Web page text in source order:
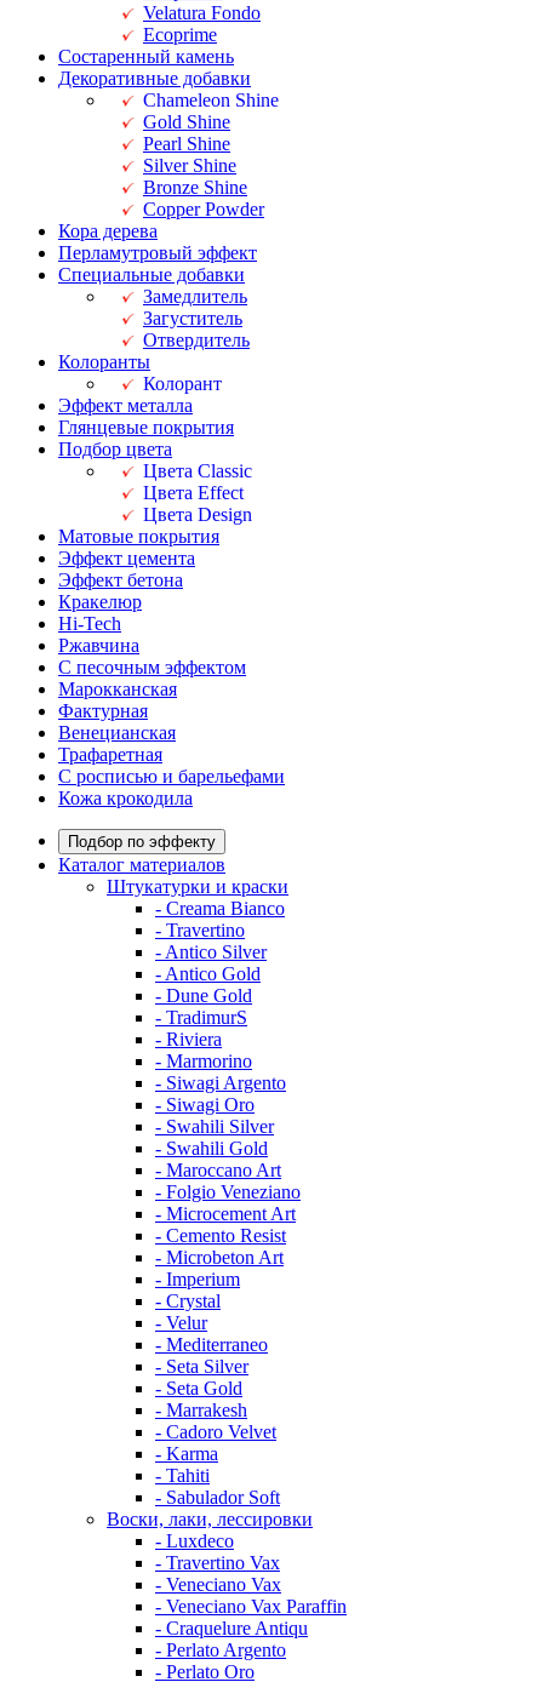
Velatura Fondo
Ecoprime
Состаренный камень
Декоративные добавки
Chameleon Shine
Gold Shine
Pearl Shine
Silver Shine
Bronze Shine
Copper Powder
Кора дерева
Перламутровый эффект
Специальные добавки
Замедлитель
Загуститель
Отвердитель
Колоранты
Колорант
Эффект металла
Глянцевые покрытия
Подбор цвета
Цвета Classic
Цвета Effect
Цвета Design
Матовые покрытия
Эффект цемента
Эффект бетона
Кракелюр
Hi-Tech
Ржавчина
С песочным эффектом
Марокканская
Фактурная
Венецианская
Трафаретная
С росписью и барельефами
Кожа крокодила
Подбор по эффекту
Каталог материалов
Штукатурки и краски
- Creama Bianco
- Travertino
- Antico Silver
- Antico Gold
- Dune Gold
- TradimurS
- Riviera
- Marmorino
- Siwagi Argento
- Siwagi Oro
- Swahili Silver
- Swahili Gold
- Maroccano Art
- Folgio Veneziano
- Microcement Art
- Cemento Resist
- Microbeton Art
- Imperium
- Crystal
- Velur
- Mediterraneo
- Seta Silver
- Seta Gold
- Marrakesh
- Cadoro Velvet
- Karma
- Tahiti
- Sabulador Soft
Воски, лаки, лессировки
- Luxdeco
- Travertino Vax
- Veneciano Vax
- Veneciano Vax Paraffin
- Craquelure Antiqu
- Perlato Argento
- Perlato Oro